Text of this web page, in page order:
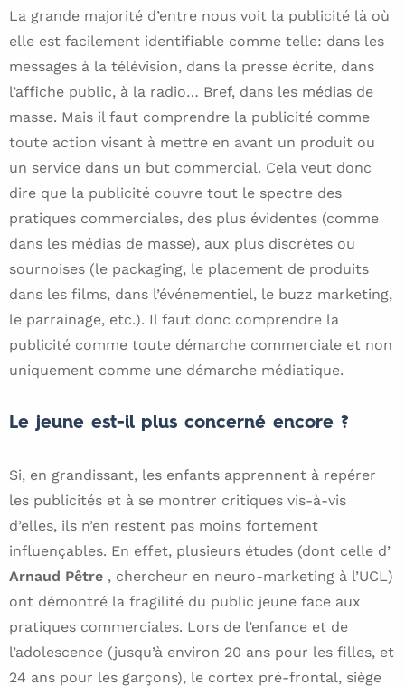
La grande majorité d’entre nous voit la publicité là où
elle est facilement identifiable comme telle: dans les
messages à la télévision, dans la presse écrite, dans
l’affiche public, à la radio… Bref, dans les médias de
masse. Mais il faut comprendre la publicité comme
toute action visant à mettre en avant un produit ou
un service dans un but commercial. Cela veut donc
dire que la publicité couvre tout le spectre des
pratiques commerciales, des plus évidentes (comme
dans les médias de masse), aux plus discrètes ou
sournoises (le packaging, le placement de produits
dans les films, dans l’événementiel, le buzz marketing,
le parrainage, etc.). Il faut donc comprendre la
publicité comme toute démarche commerciale et non
uniquement comme une démarche médiatique.
Le jeune est-il plus concerné encore ?
Si, en grandissant, les enfants apprennent à repérer
les publicités et à se montrer critiques vis-à-vis
d’elles, ils n’en restent pas moins fortement
influençables. En effet, plusieurs études (dont celle d’
Arnaud Pêtre , chercheur en neuro-marketing à l’UCL)
ont démontré la fragilité du public jeune face aux
pratiques commerciales. Lors de l’enfance et de
l’adolescence (jusqu’à environ 20 ans pour les filles, et
24 ans pour les garçons), le cortex pré-frontal, siège